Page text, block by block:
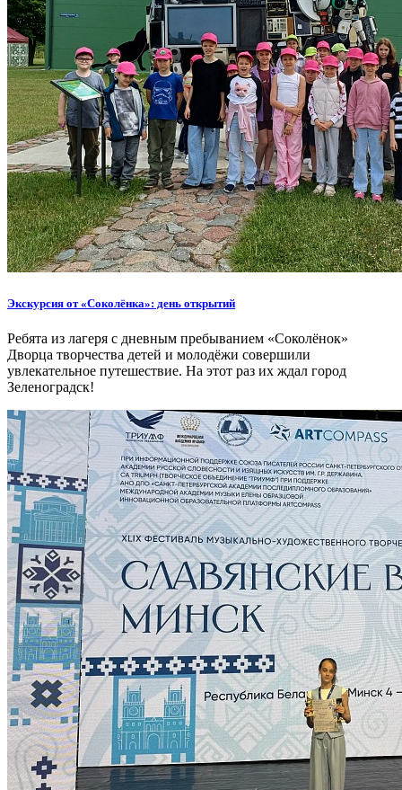
Экскурсия от «Соколёнка»: день открытий
Ребята из лагеря с дневным пребыванием «Соколёнок»
Дворца творчества детей и молодёжи совершили
увлекательное путешествие. На этот раз их ждал город
Зеленоградск!